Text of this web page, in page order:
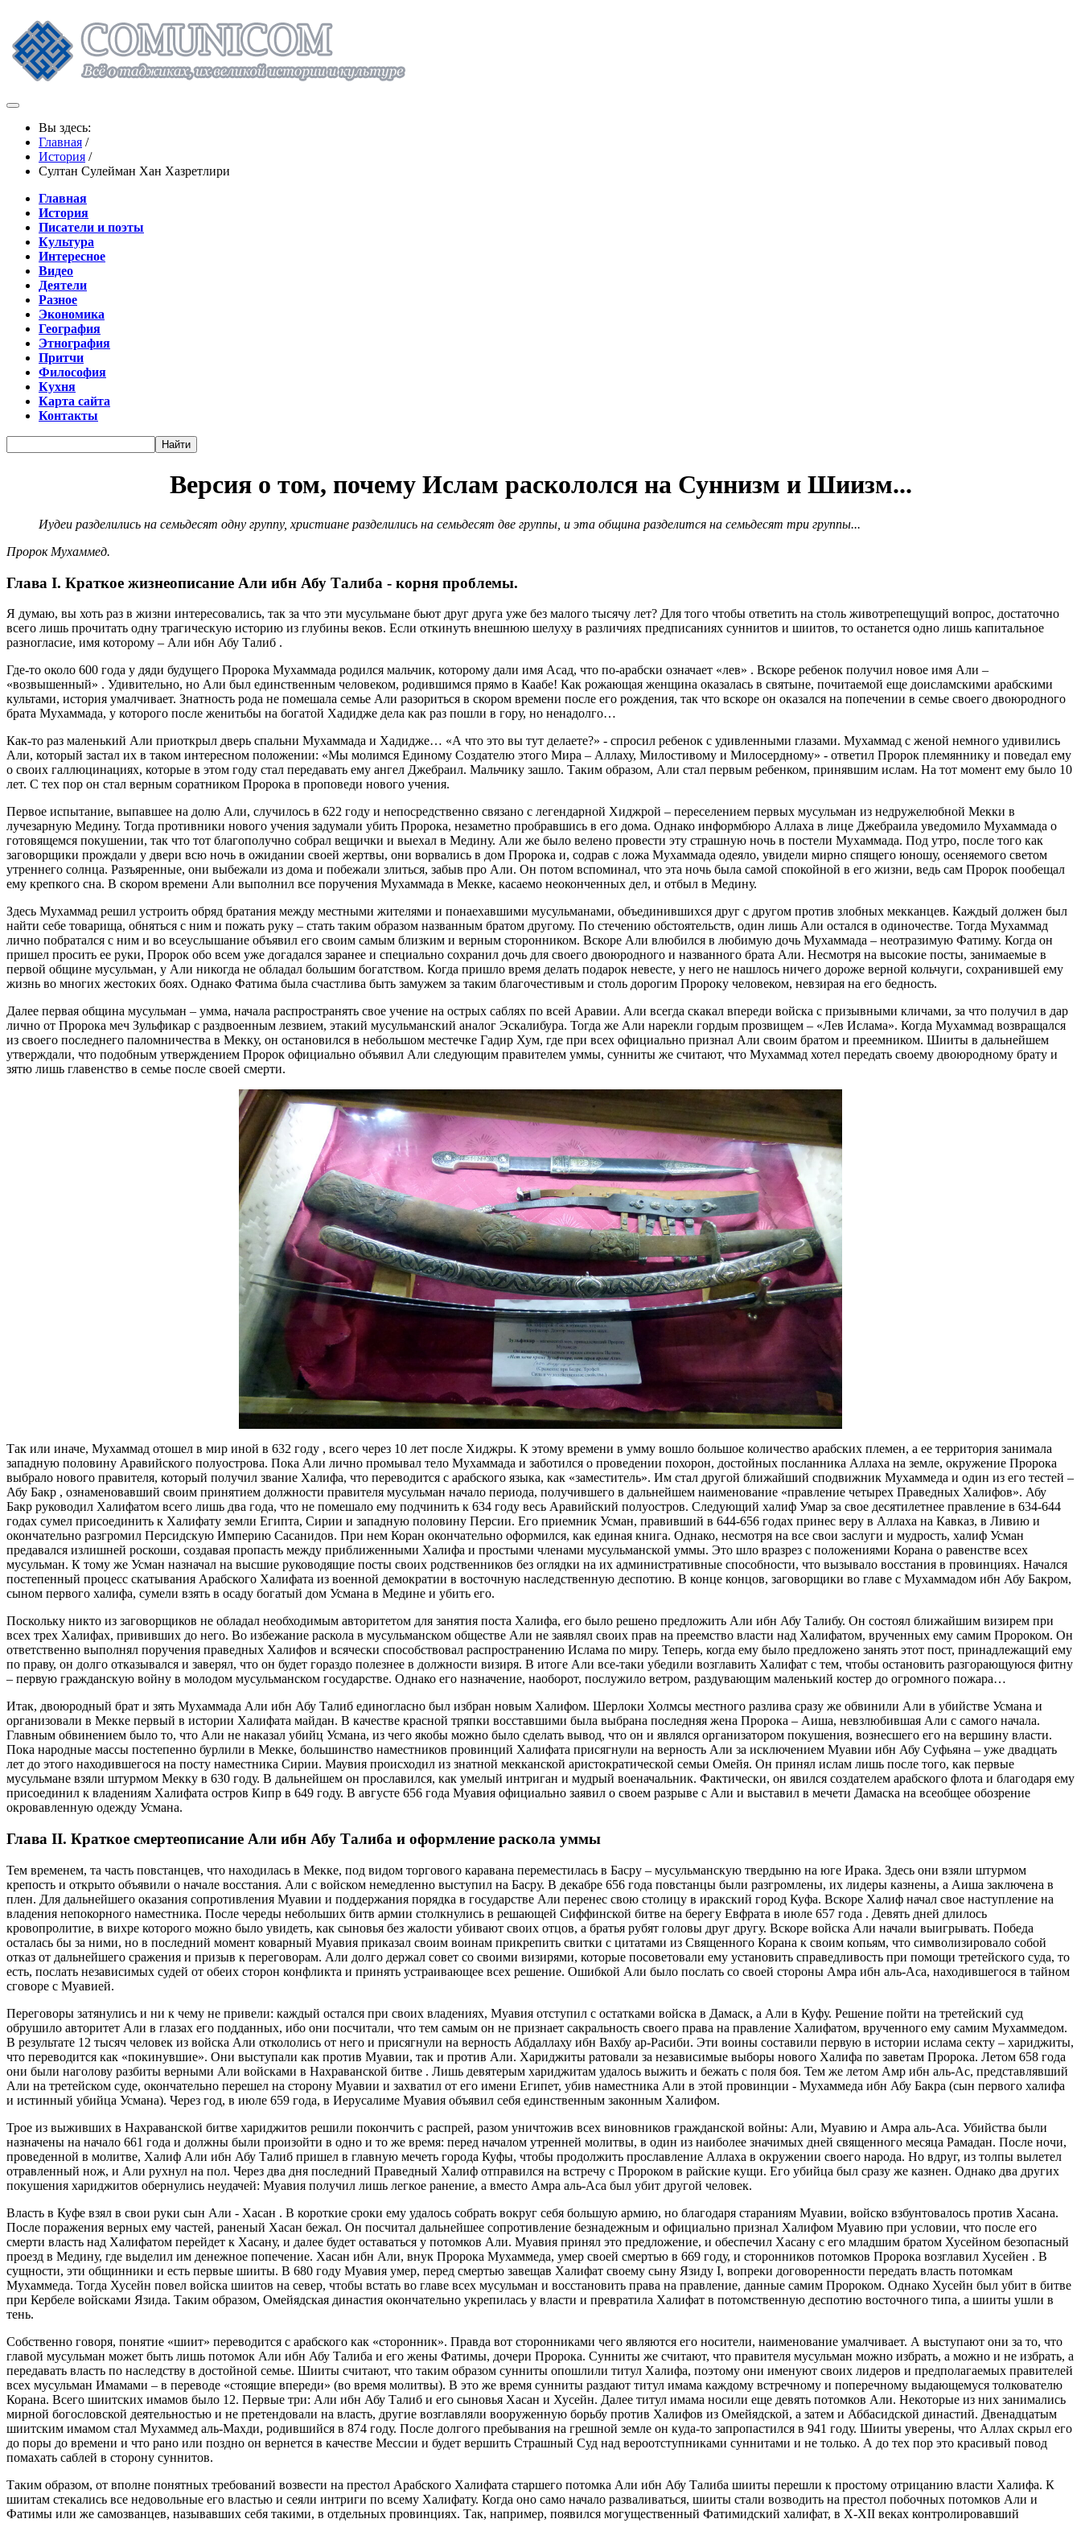
Вы здесь:
Главная /
История /
Султан Сулейман Хан Хазретлири
Главная
История
Писатели и поэты
Культура
Интересное
Видео
Деятели
Разное
Экономика
География
Этнография
Притчи
Философия
Кухня
Карта сайта
Контакты
Версия о том, почему Ислам раскололся на Суннизм и Шиизм...
Иудеи разделились на семьдесят одну группу, христиане разделились на семьдесят две группы, и эта община разделится на семьдесят три группы...
Пророк Мухаммед.
Глава I. Краткое жизнеописание Али ибн Абу Талиба - корня проблемы.
Я думаю, вы хоть раз в жизни интересовались, так за что эти мусульмане бьют друг друга уже без малого тысячу лет? Для того чтобы ответить на столь животрепещущий вопрос, достаточно
всего лишь прочитать одну трагическую историю из глубины веков. Если откинуть внешнюю шелуху в различиях предписаниях суннитов и шиитов, то останется одно лишь капитальное
разногласие, имя которому – Али ибн Абу Талиб .
Где-то около 600 года у дяди будущего Пророка Мухаммада родился мальчик, которому дали имя Асад, что по-арабски означает «лев» . Вскоре ребенок получил новое имя Али –
«возвышенный» . Удивительно, но Али был единственным человеком, родившимся прямо в Каабе! Как рожающая женщина оказалась в святыне, почитаемой еще доисламскими арабскими
культами, история умалчивает. Знатность рода не помешала семье Али разориться в скором времени после его рождения, так что вскоре он оказался на попечении в семье своего двоюродного
брата Мухаммада, у которого после женитьбы на богатой Хадидже дела как раз пошли в гору, но ненадолго…
Как-то раз маленький Али приоткрыл дверь спальни Мухаммада и Хадидже… «А что это вы тут делаете?» - спросил ребенок с удивленными глазами. Мухаммад с женой немного удивились
Али, который застал их в таком интересном положении: «Мы молимся Единому Создателю этого Мира – Аллаху, Милостивому и Милосердному» - ответил Пророк племяннику и поведал ему
о своих галлюцинациях, которые в этом году стал передавать ему ангел Джебраил. Мальчику зашло. Таким образом, Али стал первым ребенком, принявшим ислам. На тот момент ему было 10
лет. С тех пор он стал верным соратником Пророка в проповеди нового учения.
Первое испытание, выпавшее на долю Али, случилось в 622 году и непосредственно связано с легендарной Хиджрой – переселением первых мусульман из недружелюбной Мекки в
лучезарную Медину. Тогда противники нового учения задумали убить Пророка, незаметно пробравшись в его дома. Однако информбюро Аллаха в лице Джебраила уведомило Мухаммада о
готовящемся покушении, так что тот благополучно собрал вещички и выехал в Медину. Али же было велено провести эту страшную ночь в постели Мухаммада. Под утро, после того как
заговорщики прождали у двери всю ночь в ожидании своей жертвы, они ворвались в дом Пророка и, содрав с ложа Мухаммада одеяло, увидели мирно спящего юношу, осеняемого светом
утреннего солнца. Разъяренные, они выбежали из дома и побежали злиться, забыв про Али. Он потом вспоминал, что эта ночь была самой спокойной в его жизни, ведь сам Пророк пообещал
ему крепкого сна. В скором времени Али выполнил все поручения Мухаммада в Мекке, касаемо неоконченных дел, и отбыл в Медину.
Здесь Мухаммад решил устроить обряд братания между местными жителями и понаехавшими мусульманами, объединившихся друг с другом против злобных мекканцев. Каждый должен был
найти себе товарища, обняться с ним и пожать руку – стать таким образом названным братом другому. По стечению обстоятельств, один лишь Али остался в одиночестве. Тогда Мухаммад
лично побратался с ним и во всеуслышание объявил его своим самым близким и верным сторонником. Вскоре Али влюбился в любимую дочь Мухаммада – неотразимую Фатиму. Когда он
пришел просить ее руки, Пророк обо всем уже догадался заранее и специально сохранил дочь для своего двоюродного и названного брата Али. Несмотря на высокие посты, занимаемые в
первой общине мусульман, у Али никогда не обладал большим богатством. Когда пришло время делать подарок невесте, у него не нашлось ничего дороже верной кольчуги, сохранившей ему
жизнь во многих жестоких боях. Однако Фатима была счастлива быть замужем за таким благочестивым и столь дорогим Пророку человеком, невзирая на его бедность.
Далее первая община мусульман – умма, начала распространять свое учение на острых саблях по всей Аравии. Али всегда скакал впереди войска с призывными кличами, за что получил в дар
лично от Пророка меч Зульфикар с раздвоенным лезвием, этакий мусульманский аналог Эскалибура. Тогда же Али нарекли гордым прозвищем – «Лев Ислама». Когда Мухаммад возвращался
из своего последнего паломничества в Мекку, он остановился в небольшом местечке Гадир Хум, где при всех официально признал Али своим братом и преемником. Шииты в дальнейшем
утверждали, что подобным утверждением Пророк официально объявил Али следующим правителем уммы, сунниты же считают, что Мухаммад хотел передать своему двоюродному брату и
зятю лишь главенство в семье после своей смерти.
Так или иначе, Мухаммад отошел в мир иной в 632 году , всего через 10 лет после Хиджры. К этому времени в умму вошло большое количество арабских племен, а ее территория занимала
западную половину Аравийского полуострова. Пока Али лично промывал тело Мухаммада и заботился о проведении похорон, достойных посланника Аллаха на земле, окружение Пророка
выбрало нового правителя, который получил звание Халифа, что переводится с арабского языка, как «заместитель». Им стал другой ближайший сподвижник Мухаммеда и один из его тестей –
Абу Бакр , ознаменовавший своим принятием должности правителя мусульман начало периода, получившего в дальнейшем наименование «правление четырех Праведных Халифов». Абу
Бакр руководил Халифатом всего лишь два года, что не помешало ему подчинить к 634 году весь Аравийский полуостров. Следующий халиф Умар за свое десятилетнее правление в 634-644
годах сумел присоединить к Халифату земли Египта, Сирии и западную половину Персии. Его приемник Усман, правивший в 644-656 годах принес веру в Аллаха на Кавказ, в Ливию и
окончательно разгромил Персидскую Империю Сасанидов. При нем Коран окончательно оформился, как единая книга. Однако, несмотря на все свои заслуги и мудрость, халиф Усман
предавался излишней роскоши, создавая пропасть между приближенными Халифа и простыми членами мусульманской уммы. Это шло вразрез с положениями Корана о равенстве всех
мусульман. К тому же Усман назначал на высшие руководящие посты своих родственников без оглядки на их административные способности, что вызывало восстания в провинциях. Начался
постепенный процесс скатывания Арабского Халифата из военной демократии в восточную наследственную деспотию. В конце концов, заговорщики во главе с Мухаммадом ибн Абу Бакром,
сыном первого халифа, сумели взять в осаду богатый дом Усмана в Медине и убить его.
Поскольку никто из заговорщиков не обладал необходимым авторитетом для занятия поста Халифа, его было решено предложить Али ибн Абу Талибу. Он состоял ближайшим визирем при
всех трех Халифах, прививших до него. Во избежание раскола в мусульманском обществе Али не заявлял своих прав на преемство власти над Халифатом, врученных ему самим Пророком. Он
ответственно выполнял поручения праведных Халифов и всячески способствовал распространению Ислама по миру. Теперь, когда ему было предложено занять этот пост, принадлежащий ему
по праву, он долго отказывался и заверял, что он будет гораздо полезнее в должности визиря. В итоге Али все-таки убедили возглавить Халифат с тем, чтобы остановить разгорающуюся фитну
– первую гражданскую войну в молодом мусульманском государстве. Однако его назначение, наоборот, послужило ветром, раздувающим маленький костер до огромного пожара…
Итак, двоюродный брат и зять Мухаммада Али ибн Абу Талиб единогласно был избран новым Халифом. Шерлоки Холмсы местного разлива сразу же обвинили Али в убийстве Усмана и
организовали в Мекке первый в истории Халифата майдан. В качестве красной тряпки восставшими была выбрана последняя жена Пророка – Аиша, невзлюбившая Али с самого начала.
Главным обвинением было то, что Али не наказал убийц Усмана, из чего якобы можно было сделать вывод, что он и являлся организатором покушения, вознесшего его на вершину власти.
Пока народные массы постепенно бурлили в Мекке, большинство наместников провинций Халифата присягнули на верность Али за исключением Муавии ибн Абу Суфьяна – уже двадцать
лет до этого находившегося на посту наместника Сирии. Маувия происходил из знатной мекканской аристократической семьи Омейя. Он принял ислам лишь после того, как первые
мусульмане взяли штурмом Мекку в 630 году. В дальнейшем он прославился, как умелый интриган и мудрый военачальник. Фактически, он явился создателем арабского флота и благодаря ему
присоединил к владениям Халифата остров Кипр в 649 году. В августе 656 года Муавия официально заявил о своем разрыве с Али и выставил в мечети Дамаска на всеобщее обозрение
окровавленную одежду Усмана.
Глава II. Краткое смертеописание Али ибн Абу Талиба и оформление раскола уммы
Тем временем, та часть повстанцев, что находилась в Мекке, под видом торгового каравана переместилась в Басру – мусульманскую твердыню на юге Ирака. Здесь они взяли штурмом
крепость и открыто объявили о начале восстания. Али с войском немедленно выступил на Басру. В декабре 656 года повстанцы были разгромлены, их лидеры казнены, а Аиша заключена в
плен. Для дальнейшего оказания сопротивления Муавии и поддержания порядка в государстве Али перенес свою столицу в иракский город Куфа. Вскоре Халиф начал свое наступление на
владения непокорного наместника. После череды небольших битв армии столкнулись в решающей Сиффинской битве на берегу Евфрата в июле 657 года . Девять дней длилось
кровопролитие, в вихре которого можно было увидеть, как сыновья без жалости убивают своих отцов, а братья рубят головы друг другу. Вскоре войска Али начали выигрывать. Победа
осталась бы за ними, но в последний момент коварный Муавия приказал своим воинам прикрепить свитки с цитатами из Священного Корана к своим копьям, что символизировало собой
отказ от дальнейшего сражения и призыв к переговорам. Али долго держал совет со своими визирями, которые посоветовали ему установить справедливость при помощи третейского суда, то
есть, послать независимых судей от обеих сторон конфликта и принять устраивающее всех решение. Ошибкой Али было послать со своей стороны Амра ибн аль-Аса, находившегося в тайном
сговоре с Муавией.
Переговоры затянулись и ни к чему не привели: каждый остался при своих владениях, Муавия отступил с остатками войска в Дамаск, а Али в Куфу. Решение пойти на третейский суд
обрушило авторитет Али в глазах его подданных, ибо они посчитали, что тем самым он не признает сакральность своего права на правление Халифатом, врученного ему самим Мухаммедом.
В результате 12 тысяч человек из войска Али откололись от него и присягнули на верность Абдаллаху ибн Вахбу ар-Расиби. Эти воины составили первую в истории ислама секту – хариджиты,
что переводится как «покинувшие». Они выступали как против Муавии, так и против Али. Хариджиты ратовали за независимые выборы нового Халифа по заветам Пророка. Летом 658 года
они были наголову разбиты верными Али войсками в Нахраванской битве . Лишь девятерым хариджитам удалось выжить и бежать с поля боя. Тем же летом Амр ибн аль-Ас, представлявший
Али на третейском суде, окончательно перешел на сторону Муавии и захватил от его имени Египет, убив наместника Али в этой провинции - Мухаммеда ибн Абу Бакра (сын первого халифа
и истинный убийца Усмана). Через год, в июле 659 года, в Иерусалиме Муавия объявил себя единственным законным Халифом.
Трое из выживших в Нахраванской битве хариджитов решили покончить с распрей, разом уничтожив всех виновников гражданской войны: Али, Муавию и Амра аль-Аса. Убийства были
назначены на начало 661 года и должны были произойти в одно и то же время: перед началом утренней молитвы, в один из наиболее значимых дней священного месяца Рамадан. После ночи,
проведенной в молитве, Халиф Али ибн Абу Талиб пришел в главную мечеть города Куфы, чтобы продолжить прославление Аллаха в окружении своего народа. Но вдруг, из толпы вылетел
отравленный нож, и Али рухнул на пол. Через два дня последний Праведный Халиф отправился на встречу с Пророком в райские кущи. Его убийца был сразу же казнен. Однако два других
покушения хариджитов обернулись неудачей: Муавия получил лишь легкое ранение, а вместо Амра аль-Аса был убит другой человек.
Власть в Куфе взял в свои руки сын Али - Хасан . В короткие сроки ему удалось собрать вокруг себя большую армию, но благодаря стараниям Муавии, войско взбунтовалось против Хасана.
После поражения верных ему частей, раненый Хасан бежал. Он посчитал дальнейшее сопротивление безнадежным и официально признал Халифом Муавию при условии, что после его
смерти власть над Халифатом перейдет к Хасану, и далее будет оставаться у потомков Али. Муавия принял это предложение, и обеспечил Хасану с его младшим братом Хусейном безопасный
проезд в Медину, где выделил им денежное попечение. Хасан ибн Али, внук Пророка Мухаммеда, умер своей смертью в 669 году, и сторонников потомков Пророка возглавил Хусейен . В
сущности, эти общинники и есть первые шииты. В 680 году Муавия умер, перед смертью завещав Халифат своему сыну Язиду I, вопреки договоренности передать власть потомкам
Мухаммеда. Тогда Хусейн повел войска шиитов на север, чтобы встать во главе всех мусульман и восстановить права на правление, данные самим Пророком. Однако Хусейн был убит в битве
при Кербеле войсками Язида. Таким образом, Омейядская династия окончательно укрепилась у власти и превратила Халифат в потомственную деспотию восточного типа, а шииты ушли в
тень.
Собственно говоря, понятие «шиит» переводится с арабского как «сторонник». Правда вот сторонниками чего являются его носители, наименование умалчивает. А выступают они за то, что
главой мусульман может быть лишь потомок Али ибн Абу Талиба и его жены Фатимы, дочери Пророка. Сунниты же считают, что правителя мусульман можно избрать, а можно и не избрать, а
передавать власть по наследству в достойной семье. Шииты считают, что таким образом сунниты опошлили титул Халифа, поэтому они именуют своих лидеров и предполагаемых правителей
всех мусульман Имамами – в переводе «стоящие впереди» (во время молитвы). В это же время сунниты раздают титул имама каждому встречному и поперечному выдающемуся толкователю
Корана. Всего шиитских имамов было 12. Первые три: Али ибн Абу Талиб и его сыновья Хасан и Хусейн. Далее титул имама носили еще девять потомков Али. Некоторые из них занимались
мирной богословской деятельностью и не претендовали на власть, другие возглавляли вооруженную борьбу против Халифов из Омейядской, а затем и Аббасидской династий. Двенадцатым
шиитским имамом стал Мухаммед аль-Махди, родившийся в 874 году. После долгого пребывания на грешной земле он куда-то запропастился в 941 году. Шииты уверены, что Аллах скрыл его
до поры до времени и что рано или поздно он вернется в качестве Мессии и будет вершить Страшный Суд над вероотступниками суннитами и не только. А до тех пор это красивый повод
помахать саблей в сторону суннитов.
Таким образом, от вполне понятных требований возвести на престол Арабского Халифата старшего потомка Али ибн Абу Талиба шииты перешли к простому отрицанию власти Халифа. К
шиитам стекались все недовольные его властью и сеяли интриги по всему Халифату. Когда оно само начало разваливаться, шииты стали возводить на престол побочных потомков Али и
Фатимы или же самозванцев, называвших себя такими, в отдельных провинциях. Так, например, появился могущественный Фатимидский халифат, в X-XII веках контролировавший